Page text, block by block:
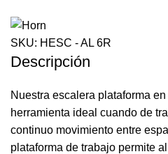
SKU: HESC - AL 6R
Descripción
Nuestra escalera plataforma
herramienta ideal cuando de
continuo movimiento entre
plataforma de trabajo permite